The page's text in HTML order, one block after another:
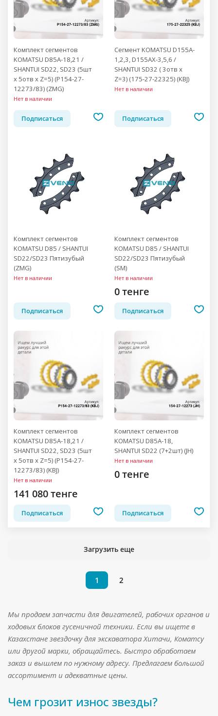
Комплект сегментов
KOMATSU D85A-18,21 /
SHANTUI SD22, SD23 (5шт
x 5отв x Z=5) (P154-27-
12273/83) (ZMG)
Нет в наличии
Подписаться
Cегмент KOMATSU D155A-
1,2,3, D155AX-3,5,6 /
SHANTUI SD32 ( 3отв x
Z=3) (175-27-22325) (KBJ)
Нет в наличии
Подписаться
Комплект сегментов
KOMATSU D85 / SHANTUI
SD22/SD23 Пятизубый
(ZMG)
Нет в наличии
Подписаться
Комплект сегментов
KOMATSU D85 / SHANTUI
SD22/SD23 Пятизубый
(SM)
Нет в наличии
0 тенге
Подписаться
Комплект сегментов
KOMATSU D85A-18,21 /
SHANTUI SD22, SD23 (5шт
x 5отв x Z=5) (P154-27-
12273/83) (KBJ)
Нет в наличии
141 080 тенге
Подписаться
Комплект сегментов
KOMATSU D85A-18,
SHANTUI SD22 (7+2шт) (JH)
Нет в наличии
0 тенге
Подписаться
Загрузить еще
1 2
Мы продаем запчасти для двигателей, рабочих органов и
ходовых блоков гусеничной техники. Если вы ищете в
Казахстане звездочку для экскаватора Хитачи, Коматсу
или другой марки, обращайтесь. Быстро обработаем
заказ и вышлем по нужному адресу. Предлагаем большой
ассортимент и адекватные цены.
Чем грозит износ звезды?